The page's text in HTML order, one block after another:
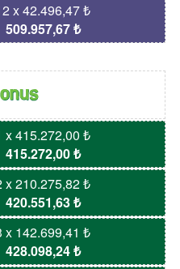
x 42.496,47 ₺
509.957,67 ₺
x 415.272,00 ₺
415.272,00 ₺
x 210.275,82 ₺
420.551,63 ₺
x 142.699,41 ₺
428.098,24 ₺